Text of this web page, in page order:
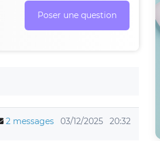
Poser une question
2 messages 03/12/2025 20:32